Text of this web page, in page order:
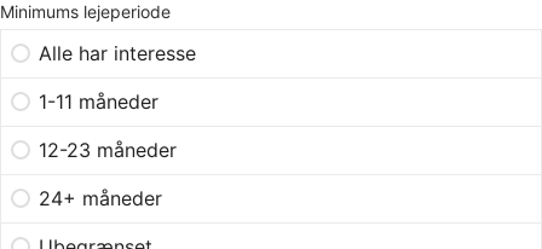
Minimums lejeperiode
Alle har interesse
1-11 måneder
12-23 måneder
24+ måneder